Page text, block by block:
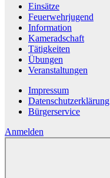
Einsätze
Feuerwehrjugend
Information
Kameradschaft
Tätigkeiten
Übungen
Veranstaltungen
Impressum
Datenschutzerklärung
Bürgerservice
Anmelden